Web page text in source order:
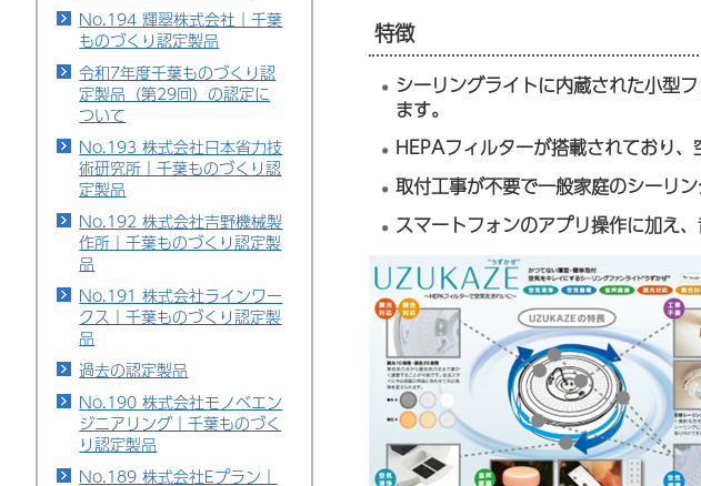
No.194 輝翠株式会社｜千葉
ものづくり認定製品
令和7年度千葉ものづくり認
定製品（第29回）の認定に
ついて
No.193 株式会社日本省力技
術研究所｜千葉ものづくり認
定製品
No.192 株式会社吉野機械製
作所｜千葉ものづくり認定製
品
No.191 株式会社ラインワー
クス｜千葉ものづくり認定製
品
過去の認定製品
No.190 株式会社モノベエン
ジニアリング｜千葉ものづく
り認定製品
No.189 株式会社Eプラン｜
特徴
シーリングライトに内蔵された小型
ます。
HEPAフィルターが搭載されており、
取付工事が不要で一般家庭のシーリ
スマートフォンのアプリ操作に加え